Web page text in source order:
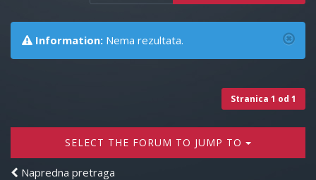
Information: Nema rezultata.
Stranica 1 od 1
SELECT THE FORUM TO JUMP TO
Napredna pretraga